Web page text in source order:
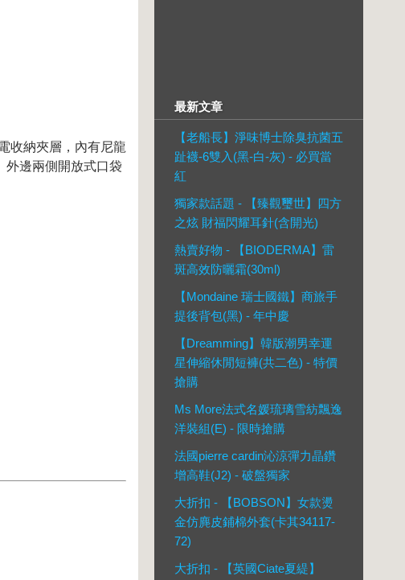
收納夾層，內有尼龍
外邊兩側開放式口袋
最新文章
【老船長】淨味博士除臭抗菌五
趾襪-6雙入(黑-白-灰) - 必買當
紅
獨家款話題 - 【臻觀璽世】四方
之炫 財福閃耀耳針(含開光)
熱賣好物 - 【BIODERMA】雷
斑高效防曬霜(30ml)
【Mondaine 瑞士國鐵】商旅手
提後背包(黑) - 年中慶
【Dreamming】韓版潮男幸運
星伸縮休閒短褲(共二色) - 特價
搶購
Ms More法式名媛琉璃雪紡飄逸
洋裝組(E) - 限時搶購
法國pierre cardin沁涼彈力晶鑽
增高鞋(J2) - 破盤獨家
大折扣 - 【BOBSON】女款燙
金仿麂皮鋪棉外套(卡其34117-
72)
大折扣 - 【英國Ciate夏緹】